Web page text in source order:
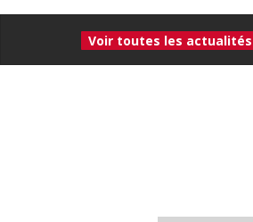
Voir toutes les actualités